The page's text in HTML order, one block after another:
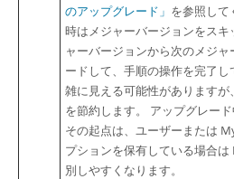
のアップグレード」 を参照して
時はメジャーバージョンをス
ャーバージョンから次のメジ
ードして、手順の操作を完了
雑に見える可能性があります
を節約します。 アップグレー
その起点は、ユーザーまたは
プションを保有している場合
別しやすくなります。